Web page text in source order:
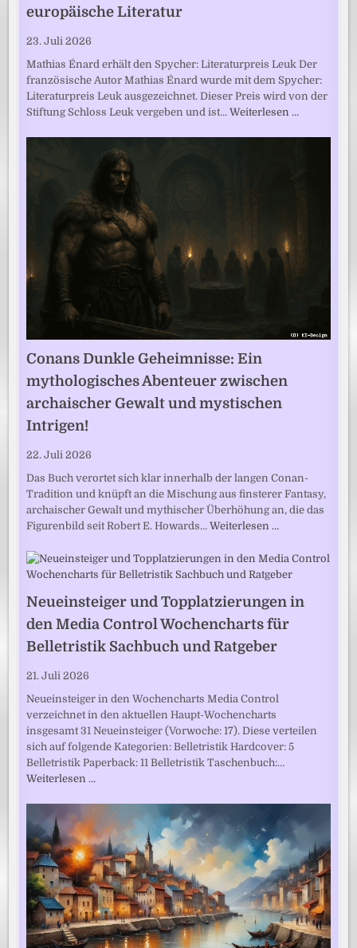
europäische Literatur
23. Juli 2026
Mathias Énard erhält den Spycher: Literaturpreis Leuk Der
französische Autor Mathias Énard wurde mit dem Spycher:
Literaturpreis Leuk ausgezeichnet. Dieser Preis wird von der
Stiftung Schloss Leuk vergeben und ist…Weiterlesen …
Conans Dunkle Geheimnisse: Ein
mythologisches Abenteuer zwischen
archaischer Gewalt und mystischen
Intrigen!
22. Juli 2026
Das Buch verortet sich klar innerhalb der langen Conan-
Tradition und knüpft an die Mischung aus finsterer Fantasy,
archaischer Gewalt und mythischer Überhöhung an, die das
Figurenbild seit Robert E. Howards…Weiterlesen …
Neueinsteiger und Topplatzierungen in
den Media Control Wochencharts für
Belletristik Sachbuch und Ratgeber
21. Juli 2026
Neueinsteiger in den Wochencharts Media Control
verzeichnet in den aktuellen Haupt-Wochencharts
insgesamt 31 Neueinsteiger (Vorwoche: 17). Diese verteilen
sich auf folgende Kategorien: Belletristik Hardcover: 5
Belletristik Paperback: 11 Belletristik Taschenbuch:…
Weiterlesen …